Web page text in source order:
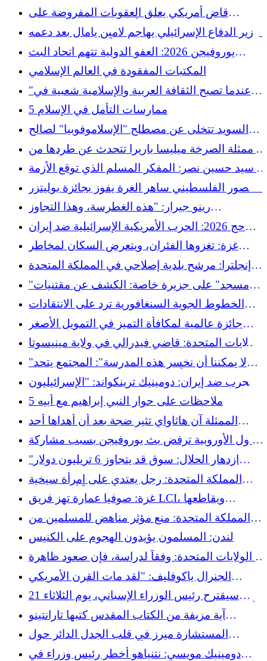
قاض أمريكي يعلق العقوبات المفروضة على
فرانشيسكا ألبانيز باسم حرية التعبير
وزير الدفاع الإسرائيلي يهاجم لامين يامال بعد دعمه
لفلسطين أثناء تتويج برشلونة
يوروفيجن 2026: العفو الدولية تتهم اتحاد البث
الأوروبي بالتغاضي عن الإبادة الجماعية في غزة
المكتبات المفقودة في العالم الإسلامي
"عندما تصبح الثقافة العربية والإسلامية شعبية في
الغرب"، بحسب ما نقلته وسائل الإعلام البريطانية
Dazed Digital
5 ممارسات التأمل في الإسلام
السويد تتخلى عن مصطلح "الإسلاموفوبيا" لصالح
ممثلة الصرخة ميليسا باريرا تتحدث عن طردها من
هوليوود بعد موقفها من غزة.
سيد حسين نصر: المفكر المسلم الذي توقع الأزمة
البيئية
المصور الفلسطيني ساهر الغرة يفوز بجائزة بوليتزر
رينو جيرار: "هذه الغطرسة، وهذا التجاوز
الإسرائيلي، سوف تنتهي بشكل سيء للغاية بالنسبة
لإسرائيل".
حج 2026: الحرب الأمريكية الإسرائيلية ضد إيران
تزيد تكاليف الحج
غزة: تغزوها الفئران، ويتعرض السكان لمخاطر
صحية جسيمة
إنجلترا: مرشح بلدية إصلاحي في المملكة المتحدة
يبث صورة لقنبلة في مكة على شبكات التواصل
الاجتماعي
"مسجد" على جزيرة خاصة: الكشف عن مقتنيات
إبستين الإسلامية
الخطوط الجوية السنغافورية ترد على الانتقادات
الموجهة لوجباتها الإسلامية
جائزة عالمية لمكافأة التميز في التمويل الأصغر
الإسلامي عام 2026
الولايات المتحدة: قاضي فيدرالي في ولاية مينيسوتا
يصدر حكمًا هامًا بشأن حماية الحجاب في الصور
الرسمية للسجون
"لا يمكننا أن نخسر هذه المدرسة": المجتمع يتحد
لإنقاذ أكاديمية برمنغهام الإسلامية للبنات
الحرب ضد إيران: دومينيك ترينكواند: "الإسرائيليون
هم من قادوا هذه الحرب".
5 ملاحظات على حوار النبي إبراهيم مع أبيه
الممثلة آن هاثاواي تثير ضجة بعد أن أهداها أحد
المعجبين القرآن
الدول الأوروبية ترفض بث يوروفيجن بسبب مشاركة
إسرائيل
"ازدهار الحلال: سوق قد يتجاوز 6 تريليون دولار
بحلول عام 2034
المملكة المتحدة: رجل يعتدي على امرأة سيخية
ويغتصبها معتقداً أنها مسلمة
غزة: صوفيا عمارة تهز فريق LCI، ويقاطعها
المملكة المتحدة: منع مؤثر مناهض للمسلمين من
الدخول قبل مسيرة لليمين المتطرف
لندن: المسلمون يؤيدون الهجوم على الكنيس
الولايات المتحدة: وفقاً لدراسة، فإن صعود ظاهرة
الإسلاموفوبيا له عواقب نفسية خطيرة
الجنرال ياكوفليف: "لقد مات القرن الأمريكي
بالنسبة لي في عام 2026"
سيقترح رئيس الوزراء الإسباني، يوم الثلاثاء 21
أبريل، انتهاك الاتفاق بين الاتحاد الأوروبي وإسرائيل
آية مزيفة من الكتاب المقدس كتبها تارانتينو
واستشهد بها بيت هيجسيث، وزير الدفاع الأمريكي
المستشارة ميرز في قلب الجدل الدائر حول
الإسلام وحقوق المرأة، وإمام يدعو إلى الحوار
دومينيك مويسي: نتنياهو أخطر رئيس وزراء في